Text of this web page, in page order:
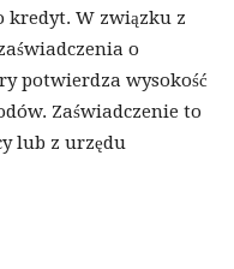
kredyt. W związku z
o
potwierdza wysokość
Zaświadczenie to
lub z urzędu